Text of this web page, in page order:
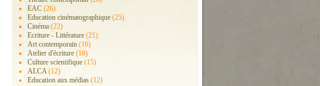
EAC (26)
Education cinématographique (25)
Cinéma (22)
Ecriture - Littérature (21)
Art contemporain (16)
Atelier d'écriture (16)
Culture scientifique (15)
ALCA(12)
Education aux médias (12)